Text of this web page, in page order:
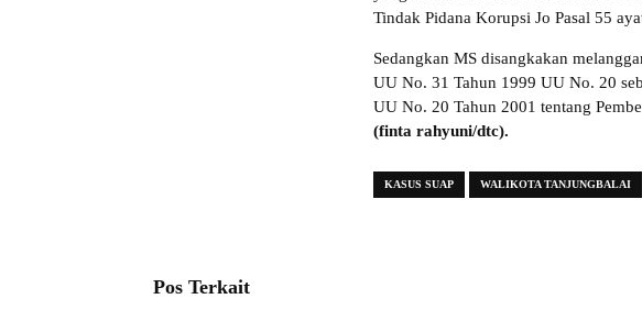
Tindak Pidana Korupsi Jo Pasal 55
Sedangkan MS disangkakan
UU No. 31 Tahun 1999 UU No. 20
UU No. 20 Tahun 2001 tentang
(finta rahyuni/dtc).
KASUS SUAP WALIKOTA TANJUNGBALAI
Pos Terkait